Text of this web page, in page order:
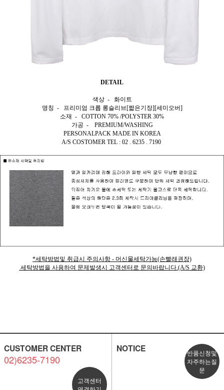
DETAIL
색상 - 화이트
명칭 - 프리미엄 크롭 롱슬리브[짧은기장][세미오버]
소재 - COTTON 70% /POLYSTER 30%
가공 - PREMIUM/WASHING
PERSONALPACK MADE IN KOREA
A/S COSTOMER TEL : 02 . 6235 . 7190
*세탁방법및 취급시 주의사항 - 머신물세탁가능(손빨래권장)
세탁방법을 사용하여 문제발생시 고객센터로 문의바랍니다.(A/S 교환)
CUSTOMER CENTER
02)6235-7190
고객센터
NOTICE
반품신청및
자주하는질
문